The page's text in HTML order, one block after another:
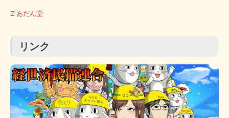
Z あだん堂
リンク